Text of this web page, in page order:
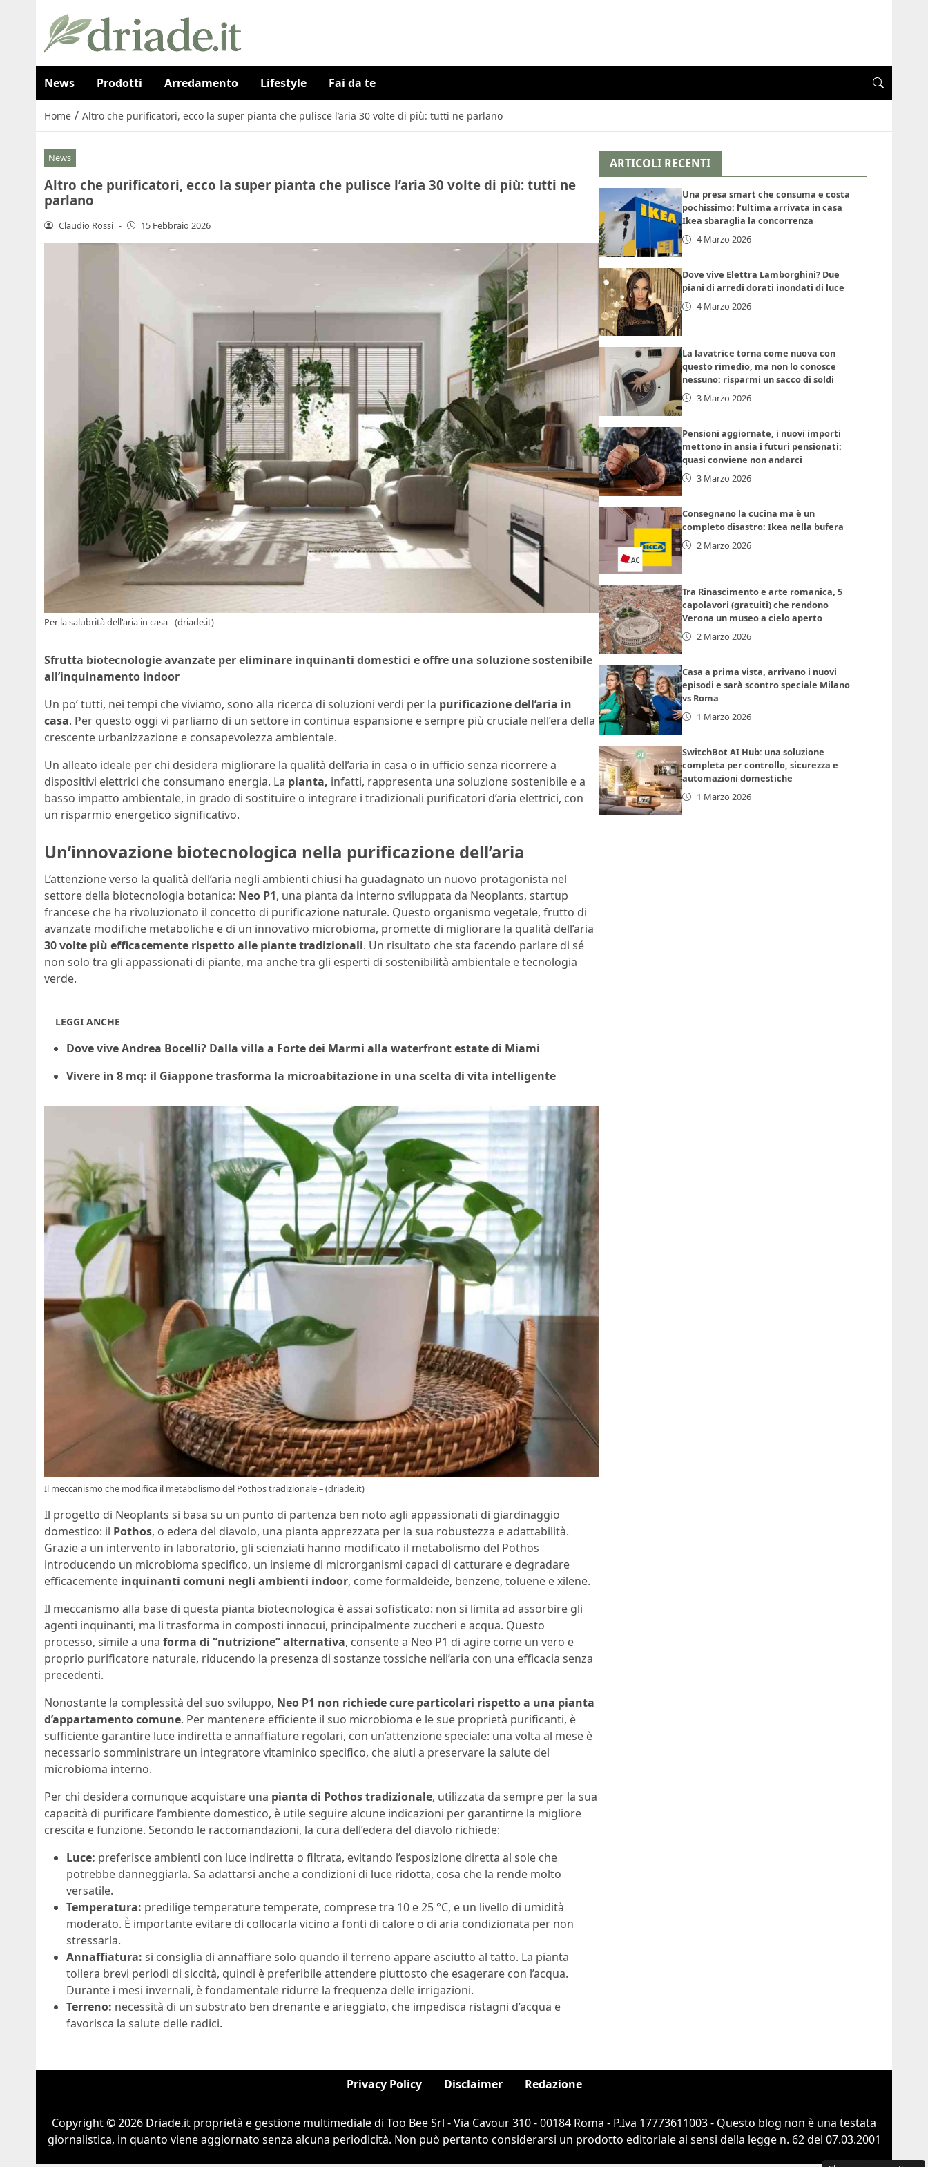
News Prodotti Arredamento Lifestyle Fai da te
Home / Altro che purificatori, ecco la super pianta che pulisce l’aria 30 volte di più: tutti ne parlano
News
Altro che purificatori, ecco la super pianta che pulisce l’aria 30 volte di più: tutti ne
parlano
Claudio Rossi - 15 Febbraio 2026
Per la salubrità dell'aria in casa - (driade.it)
Sfrutta biotecnologie avanzate per eliminare inquinanti domestici e offre una soluzione sostenibile
all’inquinamento indoor
Un po’ tutti, nei tempi che viviamo, sono alla ricerca di soluzioni verdi per la purificazione dell’aria in
casa. Per questo oggi vi parliamo di un settore in continua espansione e sempre più cruciale nell’era della
crescente urbanizzazione e consapevolezza ambientale.
Un alleato ideale per chi desidera migliorare la qualità dell’aria in casa o in ufficio senza ricorrere a
dispositivi elettrici che consumano energia. La pianta, infatti, rappresenta una soluzione sostenibile e a
basso impatto ambientale, in grado di sostituire o integrare i tradizionali purificatori d’aria elettrici, con
un risparmio energetico significativo.
Un’innovazione biotecnologica nella purificazione dell’aria
L’attenzione verso la qualità dell’aria negli ambienti chiusi ha guadagnato un nuovo protagonista nel
settore della biotecnologia botanica: Neo P1, una pianta da interno sviluppata da Neoplants, startup
francese che ha rivoluzionato il concetto di purificazione naturale. Questo organismo vegetale, frutto di
avanzate modifiche metaboliche e di un innovativo microbioma, promette di migliorare la qualità dell’aria
30 volte più efficacemente rispetto alle piante tradizionali. Un risultato che sta facendo parlare di sé
non solo tra gli appassionati di piante, ma anche tra gli esperti di sostenibilità ambientale e tecnologia
verde.
LEGGI ANCHE
Dove vive Andrea Bocelli? Dalla villa a Forte dei Marmi alla waterfront estate di Miami
Vivere in 8 mq: il Giappone trasforma la microabitazione in una scelta di vita intelligente
Il meccanismo che modifica il metabolismo del Pothos tradizionale – (driade.it)
Il progetto di Neoplants si basa su un punto di partenza ben noto agli appassionati di giardinaggio
domestico: il Pothos, o edera del diavolo, una pianta apprezzata per la sua robustezza e adattabilità.
Grazie a un intervento in laboratorio, gli scienziati hanno modificato il metabolismo del Pothos
introducendo un microbioma specifico, un insieme di microrganismi capaci di catturare e degradare
efficacemente inquinanti comuni negli ambienti indoor, come formaldeide, benzene, toluene e xilene.
Il meccanismo alla base di questa pianta biotecnologica è assai sofisticato: non si limita ad assorbire gli
agenti inquinanti, ma li trasforma in composti innocui, principalmente zuccheri e acqua. Questo
processo, simile a una forma di “nutrizione” alternativa, consente a Neo P1 di agire come un vero e
proprio purificatore naturale, riducendo la presenza di sostanze tossiche nell’aria con una efficacia senza
precedenti.
Nonostante la complessità del suo sviluppo, Neo P1 non richiede cure particolari rispetto a una pianta
d’appartamento comune. Per mantenere efficiente il suo microbioma e le sue proprietà purificanti, è
sufficiente garantire luce indiretta e annaffiature regolari, con un’attenzione speciale: una volta al mese è
necessario somministrare un integratore vitaminico specifico, che aiuti a preservare la salute del
microbioma interno.
Per chi desidera comunque acquistare una pianta di Pothos tradizionale, utilizzata da sempre per la sua
capacità di purificare l’ambiente domestico, è utile seguire alcune indicazioni per garantirne la migliore
crescita e funzione. Secondo le raccomandazioni, la cura dell’edera del diavolo richiede:
Luce: preferisce ambienti con luce indiretta o filtrata, evitando l’esposizione diretta al sole che
potrebbe danneggiarla. Sa adattarsi anche a condizioni di luce ridotta, cosa che la rende molto
versatile.
Temperatura: predilige temperature temperate, comprese tra 10 e 25 °C, e un livello di umidità
moderato. È importante evitare di collocarla vicino a fonti di calore o di aria condizionata per non
stressarla.
Annaffiatura: si consiglia di annaffiare solo quando il terreno appare asciutto al tatto. La pianta
tollera brevi periodi di siccità, quindi è preferibile attendere piuttosto che esagerare con l’acqua.
Durante i mesi invernali, è fondamentale ridurre la frequenza delle irrigazioni.
Terreno: necessità di un substrato ben drenante e arieggiato, che impedisca ristagni d’acqua e
favorisca la salute delle radici.
ARTICOLI RECENTI
Una presa smart che consuma e costa
pochissimo: l’ultima arrivata in casa
Ikea sbaraglia la concorrenza
4 Marzo 2026
Dove vive Elettra Lamborghini? Due
piani di arredi dorati inondati di luce
4 Marzo 2026
La lavatrice torna come nuova con
questo rimedio, ma non lo conosce
nessuno: risparmi un sacco di soldi
3 Marzo 2026
Pensioni aggiornate, i nuovi importi
mettono in ansia i futuri pensionati:
quasi conviene non andarci
3 Marzo 2026
Consegnano la cucina ma è un
completo disastro: Ikea nella bufera
2 Marzo 2026
Tra Rinascimento e arte romanica, 5
capolavori (gratuiti) che rendono
Verona un museo a cielo aperto
2 Marzo 2026
Casa a prima vista, arrivano i nuovi
episodi e sarà scontro speciale Milano
vs Roma
1 Marzo 2026
SwitchBot AI Hub: una soluzione
completa per controllo, sicurezza e
automazioni domestiche
1 Marzo 2026
Privacy Policy Disclaimer Redazione
Copyright © 2026 Driade.it proprietà e gestione multimediale di Too Bee Srl - Via Cavour 310 - 00184 Roma - P.Iva 17773611003 - Questo blog non è una testata
giornalistica, in quanto viene aggiornato senza alcuna periodicità. Non può pertanto considerarsi un prodotto editoriale ai sensi della legge n. 62 del 07.03.2001